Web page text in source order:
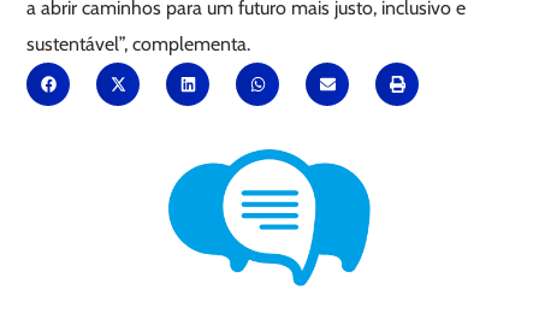
a abrir caminhos para um futuro mais justo, inclusivo e
sustentável”, complementa.